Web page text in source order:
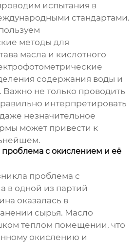
испытания в
стандартами.
методы для
масла и кислотного
содержания воды и
не только проводить
интерпретировать
незначительное
может привести к
с окислением и её
проблема с
в одной из партий
оказалась в
сырья. Масло
теплом помещении, что
окислению и